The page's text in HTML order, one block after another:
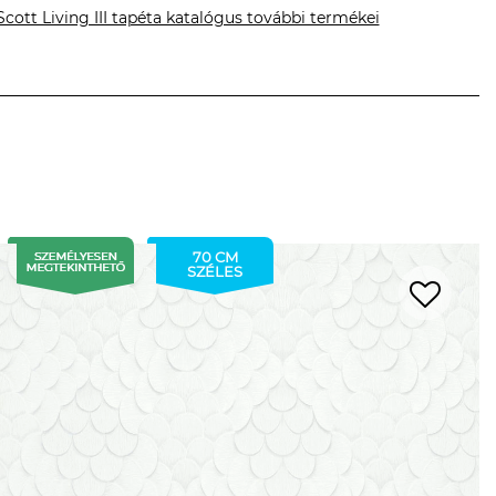
Living III tapéta katalógus további termékei
70 CM
SZÉLES